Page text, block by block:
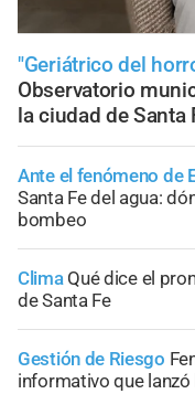
"Geriátrico del
Observatorio
la ciudad de Santa
Ante el fenómeno de
Santa Fe del agua:
bombeo
Clima Qué dice el
de Santa Fe
Gestión de Riesgo
informativo que lanzó